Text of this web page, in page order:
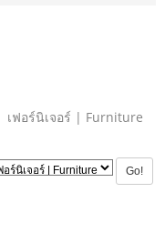
เฟอร์นิเจอร์ | Furniture